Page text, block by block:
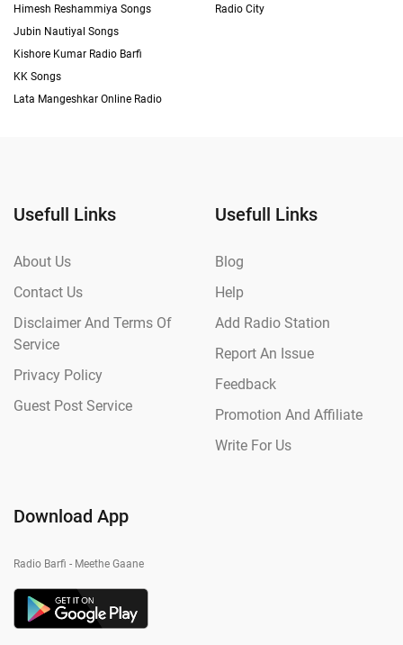
Himesh Reshammiya Songs
Jubin Nautiyal Songs
Kishore Kumar Radio Barfi
KK Songs
Lata Mangeshkar Online Radio
Radio City
Usefull Links
About Us
Contact Us
Disclaimer And Terms Of
Service
Privacy Policy
Guest Post Service
Usefull Links
Blog
Help
Add Radio Station
Report An Issue
Feedback
Promotion And Affiliate
Write For Us
Download App
Radio Barfi - Meethe Gaane